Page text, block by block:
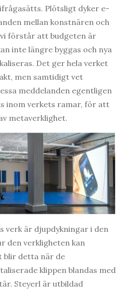
Plötsligt dyker e-
mellan konstnären och
förstår att budgeten är
inte längre byggas och nya
Det ger hela verket
men samtidigt vet
meddelanden egentligen
inom verkets ramar, för att
metaverklighet.
verk är djupdykningar i den
den verkligheten kan
blir detta när de
klippen blandas med
Steyerl är utbildad